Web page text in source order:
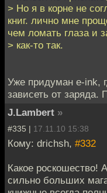
> Но я в корне не
книг. лично мне
чем ломать глаза и
> как-то так.
Уже придуман e-ink,
зависеть от заряда.
J.Lambert »
#335 | 17.11.10 15:38
Кому: drichsh, #332
Какое роскошество!
сильно больших